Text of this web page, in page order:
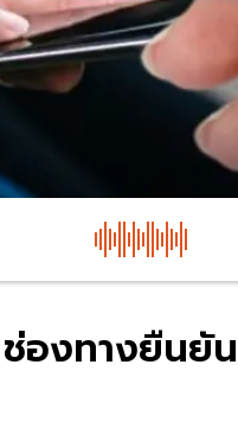
งทางยืนยัน